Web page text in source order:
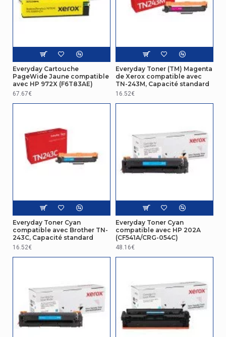
Everyday Cartouche
PageWide Jaune compatible
avec HP 972X (F6T83AE)
67.67€
Everyday Toner (TM) Magenta
de Xerox compatible avec
TN-243M, Capacité standard
16.52€
Everyday Toner Cyan
compatible avec Brother TN-
243C, Capacité standard
16.52€
Everyday Toner Cyan
compatible avec HP 202A
(CF541A/CRG-054C)
48.16€